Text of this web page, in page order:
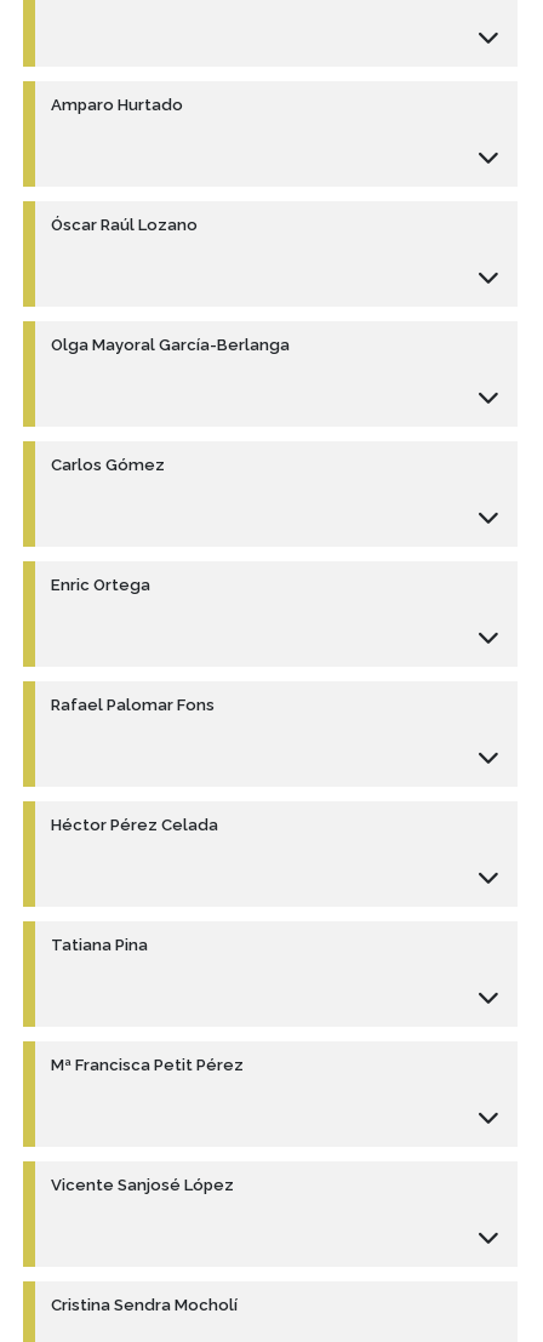
Amparo Hurtado
Óscar Raúl Lozano
Olga Mayoral García-Berlanga
Carlos Gómez
Enric Ortega
Rafael Palomar Fons
Héctor Pérez Celada
Tatiana Pina
Mª Francisca Petit Pérez
Vicente Sanjosé López
Cristina Sendra Mocholí